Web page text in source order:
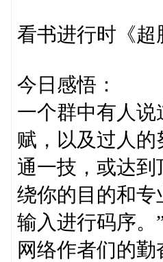
看书进行时《超
今日感悟：
一个群中有人
赋，以及过人的
通一技，或达
绕你的目的和
输入进行码序。
网络作者们的